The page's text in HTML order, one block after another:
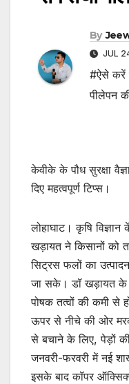
By
JUL
#ऐसे करें
पीलेपन
केवीके के पौध सुरक्षा
दिए महत्वपूर्ण टिप्स।
लोहाघाट। कृषि
खड़ायत ने किसानों को
सिट्रस फलों का
जा सके। डॉ खड़ायत के
पोषक तत्वों की कमी से
ऊपर से नीचे की ओर
से बचाने के लिए, पेड़ों
जनवरी-फरवरी में नई
इसके बाद कॉपर